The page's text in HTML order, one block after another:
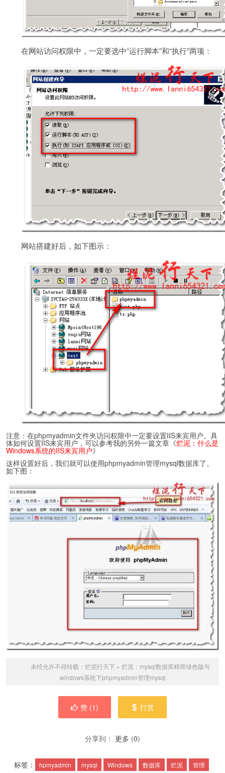
在网站访问权限中，一定要选中“运行脚本”和“执行”两项：
网站搭建好后，如下图示：
注意：在phpmyadmin文件夹访问权限中一定要设置IIS来宾用户。具
体如何设置IIS来宾用户，可以参考我的另外一篇文章《烂泥：什么是
Windows系统的IIS来宾用户》
这样设置好后，我们就可以使用phpmyadmin管理mysql数据库了。
如下图：
未经允许不得转载： 烂泥行天下» 烂泥：mysql数据库精简绿色版与
windows系统下phpmyadmin管理mysql
赞 (1) 打赏
分享到： 更多 (0)
标签： hpmyadmin mysql Windows 数据库 烂泥
管理